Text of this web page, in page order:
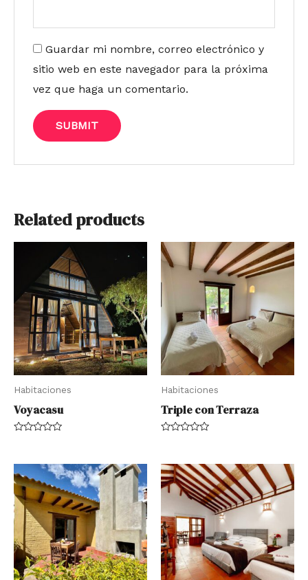
Guardar mi nombre, correo electrónico y
sitio web en este navegador para la próxima
vez que haga un comentario.
Related products
Habitaciones
Voyacasu
5
Habitaciones
Triple con Terraza
of
5